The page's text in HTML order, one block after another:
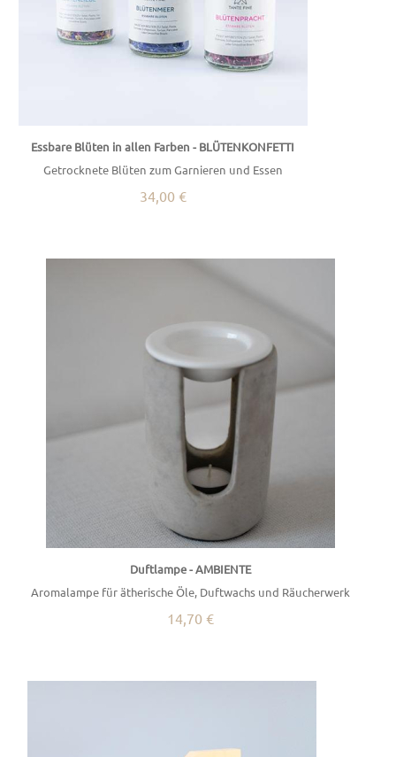
Essbare Blüten in allen Farben - BLÜTENKONFETTI
Getrocknete Blüten zum Garnieren und Essen
34,00 €
Duftlampe - AMBIENTE
Aromalampe für ätherische Öle, Duftwachs und Räucherwerk
14,70 €